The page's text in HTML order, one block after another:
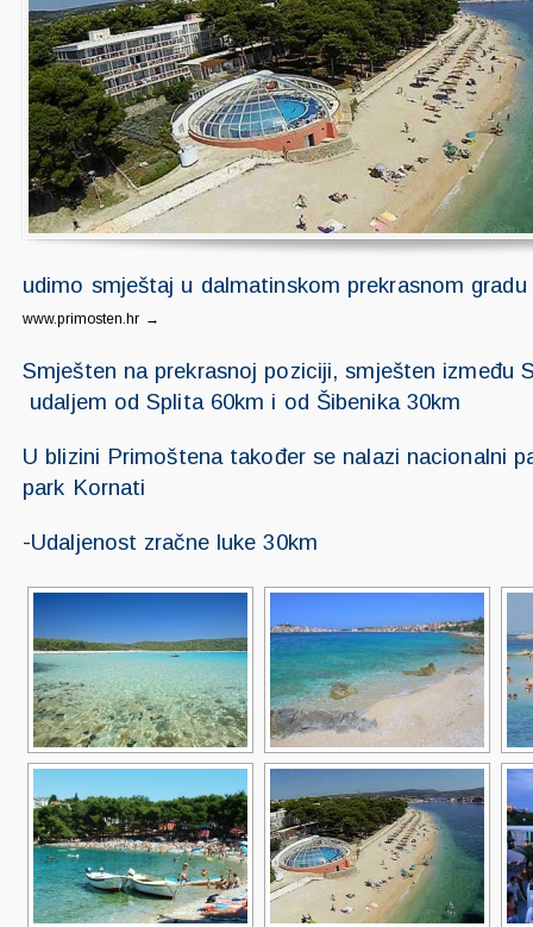
udimo smještaj u dalmatinskom prekrasnom
www.primosten.hr →
Smješten na prekrasnoj poziciji, smješten između
udaljem od Splita 60km i od Šibenika 30km
U blizini Primoštena također se nalazi nacionalni
park Kornati
-Udaljenost zračne luke 30km